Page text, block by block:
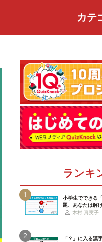
カテ
ランキ
1
小学生でできる
題、あなたは解
木村 真実子
2
「？」に入る漢